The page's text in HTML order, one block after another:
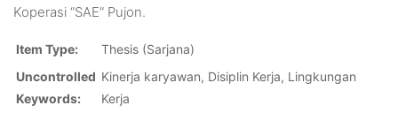
Koperasi “SAE” Pujon.
Item Type:
Thesis (Sarjana)
Uncontrolled
Keywords:
Kinerja karyawan, Disiplin Kerja, Lingkungan
Kerja